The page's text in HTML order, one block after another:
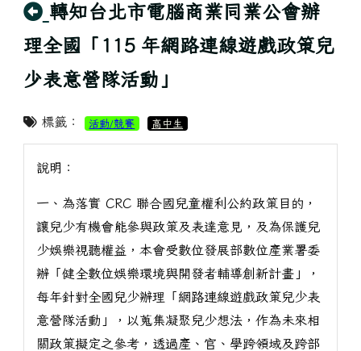
回上頁
轉知台北市電腦商業同業公會辦
理全國「115 年網路連線遊戲政策兒
少表意營隊活動」
標籤： 活動/競賽 高中生
說明：
一、為落實 CRC 聯合國兒童權利公約政策目的，
讓兒少有機會能參與政策及表達意見，及為保護兒
少娛樂視聽權益，本會受數位發展部數位產業署委
辦「健全數位娛樂環境與開發者輔導創新計畫」，
每年針對全國兒少辦理「網路連線遊戲政策兒少表
意營隊活動」，以蒐集凝聚兒少想法，作為未來相
關政策擬定之參考，透過產、官、學跨領域及跨部